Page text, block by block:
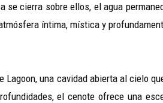
se cierra sobre ellos, el agua
íntima, mística y
una cavidad abierta al cielo
el cenote ofrece una